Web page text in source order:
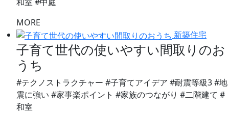
MORE
新築住宅
子育て世代の使いやすい間取りのお
うち
#テクノストラクチャー #子育てアイデア #耐震等級3 #地
震に強い #家事楽ポイント #家族のつながり #二階建て #
和室